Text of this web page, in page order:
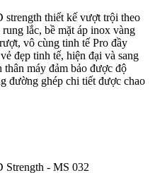
thiết kế vượt trội theo
lắc, bề mặt áp inox vàng
vô cùng tinh tế Pro đầy
đẹp tinh tế, hiện đại và sang
máy đảm bảo được độ
đường ghép chi tiết được chao
Strength - MS 032